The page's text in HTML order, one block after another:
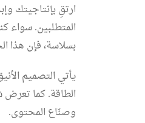
ارتقِ بإنتاجيتك
المتطلبين. سواء
بسلاسة، فإن هذا
وصنّاع المحتوى.